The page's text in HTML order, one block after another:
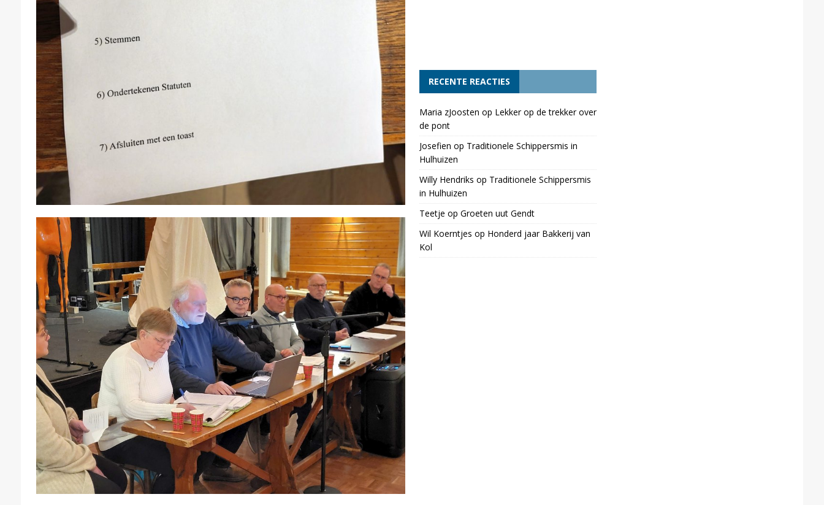
RECENTE REACTIES
Maria zJoosten op Lekker op de trekker over
de pont
Josefien op Traditionele Schippersmis in
Hulhuizen
Willy Hendriks op Traditionele Schippersmis
in Hulhuizen
Teetje op Groeten uut Gendt
Wil Koerntjes op Honderd jaar Bakkerij van
Kol